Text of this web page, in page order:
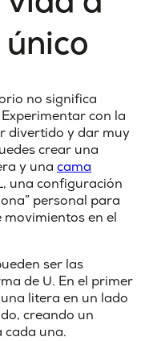
no significa
con la
divertido y dar muy
crear una
y una cama
una configuración
personal para
en el
ser las
de U. En el primer
litera en un lado
creando un
cada una.